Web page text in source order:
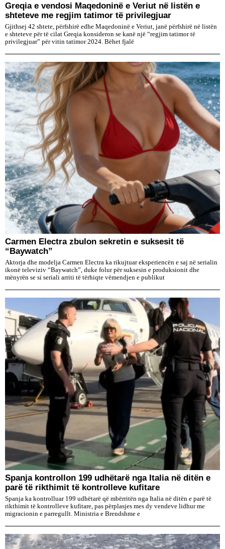
Greqia e vendosi Maqedoninë e Veriut në listën e
shteteve me regjim tatimor të privilegjuar
Gjithsej 42 shtete, përfshirë edhe Maqedoninë e Veriut, janë përfshirë në listën
e shteteve për të cilat Greqia konsideron se kanë një “regjim tatimor të
privilegjuar” për vitin tatimor 2024. Bëhet fjalë
Carmen Electra zbulon sekretin e suksesit të
“Baywatch”
Aktorja dhe modelja Carmen Electra ka rikujtuar eksperiencën e saj në serialin
ikonë televiziv “Baywatch”, duke folur për suksesin e produksionit dhe
mënyrën se si seriali arriti të tërhiqte vëmendjen e publikut
Spanja kontrollon 199 udhëtarë nga Italia në ditën e
parë të rikthimit të kontrolleve kufitare
Spanja ka kontrolluar 199 udhëtarë që mbërritën nga Italia në ditën e parë të
rikthimit të kontrolleve kufitare, pas përplasjes mes dy vendeve lidhur me
migracionin e parregullt. Ministria e Brendshme e